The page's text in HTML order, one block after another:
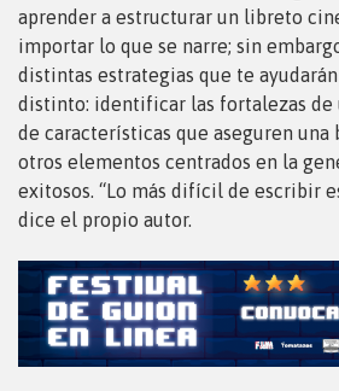
aprender a estructurar un libreto
importar lo que se narre; sin
distintas estrategias que te
distinto: identificar las fortalezas de
de características que aseguren una
otros elementos centrados en la
exitosos. “Lo más difícil de escribir
dice el propio autor.